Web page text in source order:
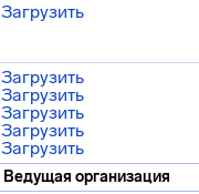
Загрузить
Загрузить
Загрузить
Загрузить
Загрузить
Загрузить
Ведущая организация